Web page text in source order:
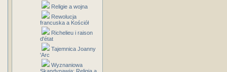
Religie a wojna
Rewolucja
francuska a Kościół
Richelieu i raison
d'état
Tajemnica Joanny
'Arc
Wyznaniowa